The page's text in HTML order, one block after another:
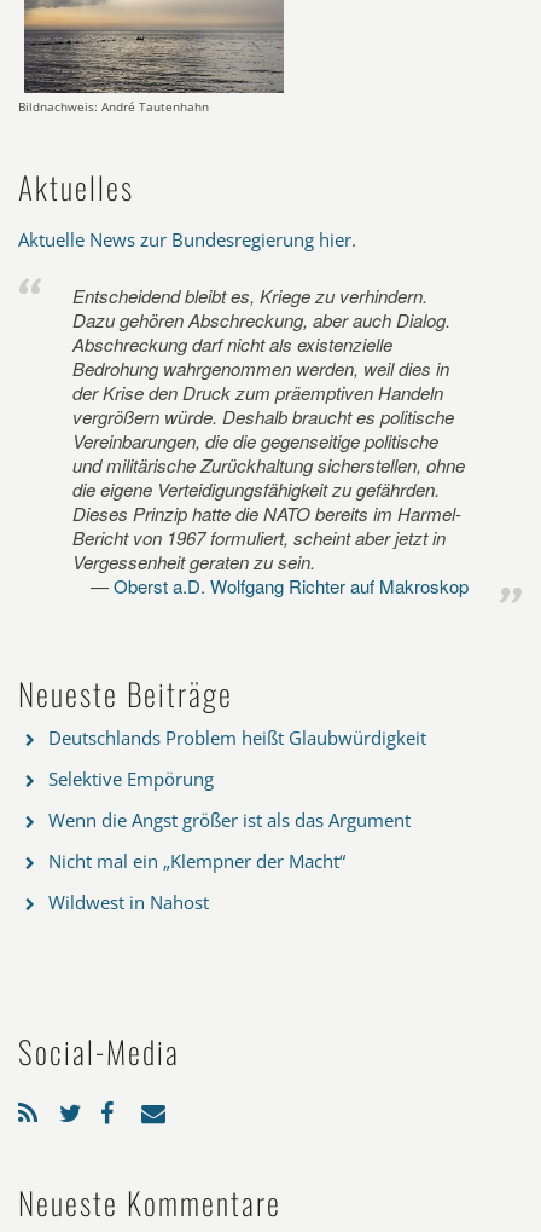
Bildnachweis: André Tautenhahn
Aktuelles
Aktuelle News zur Bundesregierung hier.
Entscheidend bleibt es, Kriege zu verhindern.
Dazu gehören Abschreckung, aber auch Dialog.
Abschreckung darf nicht als existenzielle
Bedrohung wahrgenommen werden, weil dies in
der Krise den Druck zum präemptiven Handeln
vergrößern würde. Deshalb braucht es politische
Vereinbarungen, die die gegenseitige politische
und militärische Zurückhaltung sicherstellen, ohne
die eigene Verteidigungsfähigkeit zu gefährden.
Dieses Prinzip hatte die NATO bereits im Harmel-
Bericht von 1967 formuliert, scheint aber jetzt in
Vergessenheit geraten zu sein.
Oberst a.D. Wolfgang Richter auf Makroskop
Neueste Beiträge
Deutschlands Problem heißt Glaubwürdigkeit
Selektive Empörung
Wenn die Angst größer ist als das Argument
Nicht mal ein „Klempner der Macht“
Wildwest in Nahost
Social-Media
Neueste Kommentare